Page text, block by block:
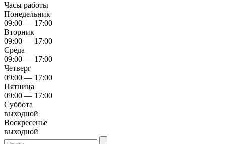
Часы работы
Понедельник
09:00 — 17:00
Вторник
09:00 — 17:00
Среда
09:00 — 17:00
Четверг
09:00 — 17:00
Пятница
09:00 — 17:00
Суббота
выходной
Воскресенье
выходной